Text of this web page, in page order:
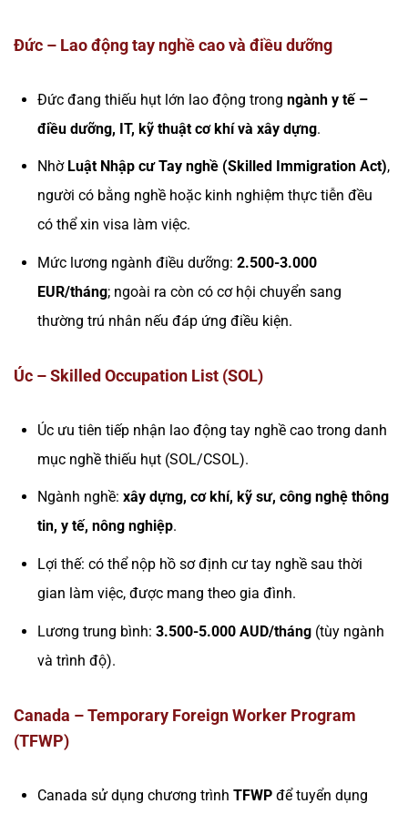
Đức – Lao động tay nghề cao và điều dưỡng
Đức đang thiếu hụt lớn lao động trong ngành y tế –
điều dưỡng, IT, kỹ thuật cơ khí và xây dựng.
Nhờ Luật Nhập cư Tay nghề (Skilled Immigration Act),
người có bằng nghề hoặc kinh nghiệm thực tiễn đều
có thể xin visa làm việc.
Mức lương ngành điều dưỡng: 2.500-3.000
EUR/tháng; ngoài ra còn có cơ hội chuyển sang
thường trú nhân nếu đáp ứng điều kiện.
Úc – Skilled Occupation List (SOL)
Úc ưu tiên tiếp nhận lao động tay nghề cao trong danh
mục nghề thiếu hụt (SOL/CSOL).
Ngành nghề: xây dựng, cơ khí, kỹ sư, công nghệ thông
tin, y tế, nông nghiệp.
Lợi thế: có thể nộp hồ sơ định cư tay nghề sau thời
gian làm việc, được mang theo gia đình.
Lương trung bình: 3.500-5.000 AUD/tháng(tùy ngành
và trình độ).
Canada – Temporary Foreign Worker Program
(TFWP)
Canada sử dụng chương trình TFWPđể tuyển dụng